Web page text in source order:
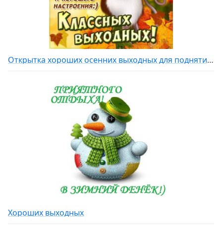
Открытка хороших осенних выходных для поднятий настроения
Хороших выходных